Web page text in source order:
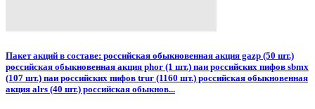
Пакет акций в составе: российская обыкновенная акция gazp (50 шт.)
российская обыкновенная акция phor (1 шт.) паи российских пифов sbmx
(107 шт.) паи российских пифов trur (1160 шт.) российская обыкновенная
акция alrs (40 шт.) российская обыкнов...